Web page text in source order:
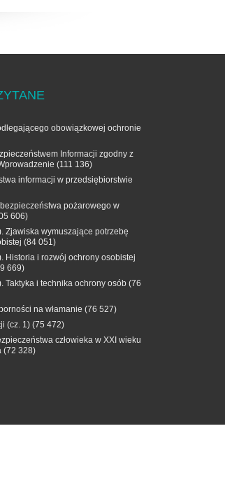
obowiązkowej ochronie
Informacji zgodny z
(111 136)
informacji w przedsiębiorstwie
pożarowego w
606)
Zjawiska wymuszające potrzebę
(84 051)
Historia i rozwój ochrony osobistej
669)
Taktyka i technika ochrony osób (76
na włamanie (76 527)
(cz. 1) (75 472)
człowieka w XXI wieku
(72 328)